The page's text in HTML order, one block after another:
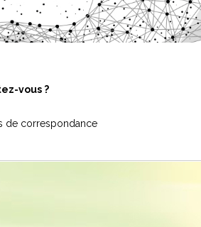
vous ?
de correspondance